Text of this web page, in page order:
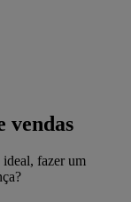
vendas
ideal, fazer um